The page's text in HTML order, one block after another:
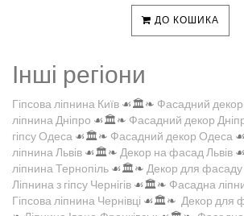
ДО КОШИКА
Інші регіони
Гіпсова ліпнина Київ ☙🏛️❧ Фасадний декор
ліпнина Дніпро ☙🏛️❧ Фасадний декор
гіпсу Одеса ☙🏛️❧ Фасадний декор Одеса
ліпнина Львів ☙🏛️❧ Декор на фасад Львів
ліпнина Тернопіль ☙🏛️❧ Декор для фасаду
Ліпнина з гіпсу Чернігів ☙🏛️❧ Фасадна
Гіпсова ліпнина Чернівці ☙🏛️❧ Декор для